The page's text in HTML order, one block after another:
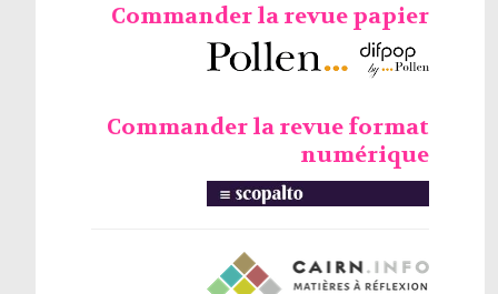
Commander la revue papier
Commander la revue format
numérique